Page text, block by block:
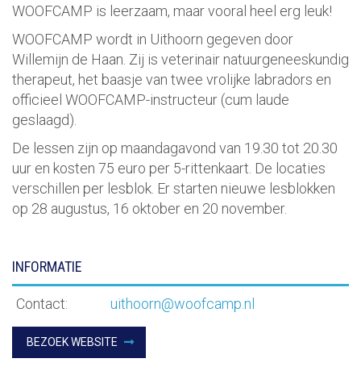
WOOFCAMP is leerzaam, maar vooral heel erg leuk!
WOOFCAMP wordt in Uithoorn gegeven door
Willemijn de Haan. Zij is veterinair natuurgeneeskundig
therapeut, het baasje van twee vrolijke labradors en
officieel WOOFCAMP-instructeur (cum laude
geslaagd).
De lessen zijn op maandagavond van 19.30 tot 20.30
uur en kosten 75 euro per 5-rittenkaart. De locaties
verschillen per lesblok. Er starten nieuwe lesblokken
op 28 augustus, 16 oktober en 20 november.
INFORMATIE
Contact: uithoorn@woofcamp.nl
BEZOEK WEBSITE